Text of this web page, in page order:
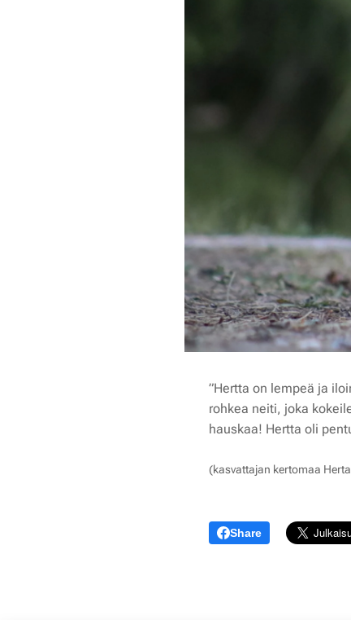
”Hertta on lempeä ja
rohkea neiti, joka
hauskaa! Hertta oli
(kasvattajan kertomaa
Share